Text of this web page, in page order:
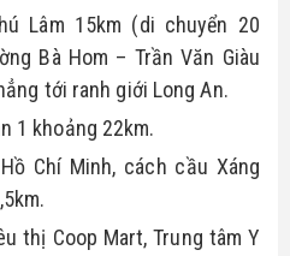
Lâm 15km (di chuyển 20
Bà Hom – Trần Văn Giàu
tới ranh giới Long An.
1 khoảng 22km.
Chí Minh, cách cầu Xáng
thị Coop Mart, Trung tâm Y